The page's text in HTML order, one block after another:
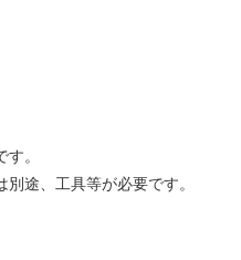
。
途、工具等が必要です。